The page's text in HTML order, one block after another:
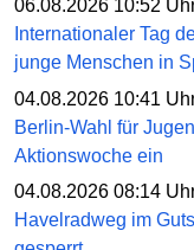
06.08.2026 10:52
Internationaler Tag
junge Menschen in
04.08.2026 10:41
Berlin-Wahl für
Aktionswoche ein
04.08.2026 08:14
Havelradweg im